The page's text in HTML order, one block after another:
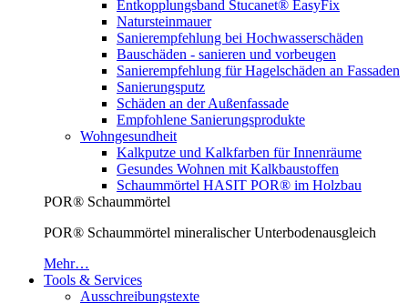
Entkopplungsband Stucanet® EasyFix
Natursteinmauer
Sanierempfehlung bei Hochwasserschäden
Bauschäden - sanieren und vorbeugen
Sanierempfehlung für Hagelschäden an Fassaden
Sanierungsputz
Schäden an der Außenfassade
Empfohlene Sanierungsprodukte
Wohngesundheit
Kalkputze und Kalkfarben für Innenräume
Gesundes Wohnen mit Kalkbaustoffen
Schaummörtel HASIT POR® im Holzbau
POR® Schaummörtel
POR® Schaummörtel mineralischer Unterbodenausgleich
Mehr…
Tools & Services
Ausschreibungstexte